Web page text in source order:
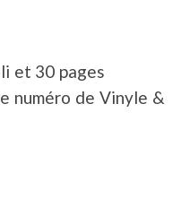
et 30 pages
numéro de Vinyle &